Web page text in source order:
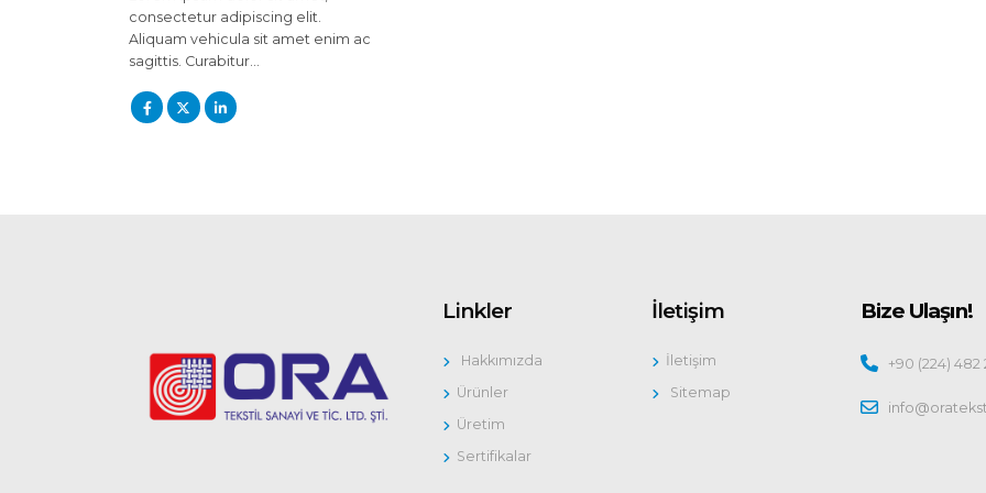
consectetur adipiscing elit.
Aliquam vehicula sit amet enim ac
sagittis. Curabitur…
Linkler
Hakkımızda
Ürünler
Üretim
Sertifikalar
İletişim
İletişim
Sitemap
Bize Ulaşın!
+90 (224) 482